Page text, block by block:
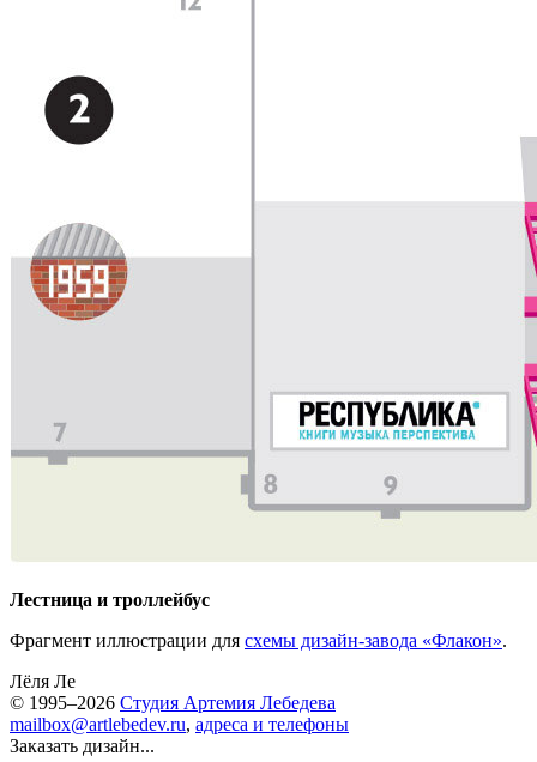
Лестница и троллейбус
Фрагмент иллюстрации для схемы дизайн-завода «Флакон».
Лёля Ле
© 1995–2026 Студия Артемия Лебедева
mailbox@artlebedev.ru, адреса и телефоны
Заказать дизайн...